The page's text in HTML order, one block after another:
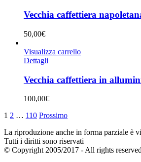
Vecchia caffettiera
50,00€
Visualizza carrello
Dettagli
Vecchia caffettiera in
100,00€
1 2 … 110 Prossimo
La riproduzione anche in forma parziale è
Tutti i diritti sono riservati
© Copyright 2005/2017 - All rights reserved